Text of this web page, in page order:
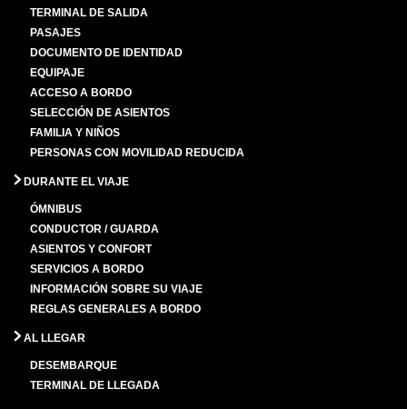
TERMINAL DE SALIDA
PASAJES
DOCUMENTO DE IDENTIDAD
EQUIPAJE
ACCESO A BORDO
SELECCIÓN DE ASIENTOS
FAMILIA Y NIÑOS
PERSONAS CON MOVILIDAD REDUCIDA
DURANTE EL VIAJE
ÓMNIBUS
CONDUCTOR / GUARDA
ASIENTOS Y CONFORT
SERVICIOS A BORDO
INFORMACIÓN SOBRE SU VIAJE
REGLAS GENERALES A BORDO
AL LLEGAR
DESEMBARQUE
TERMINAL DE LLEGADA